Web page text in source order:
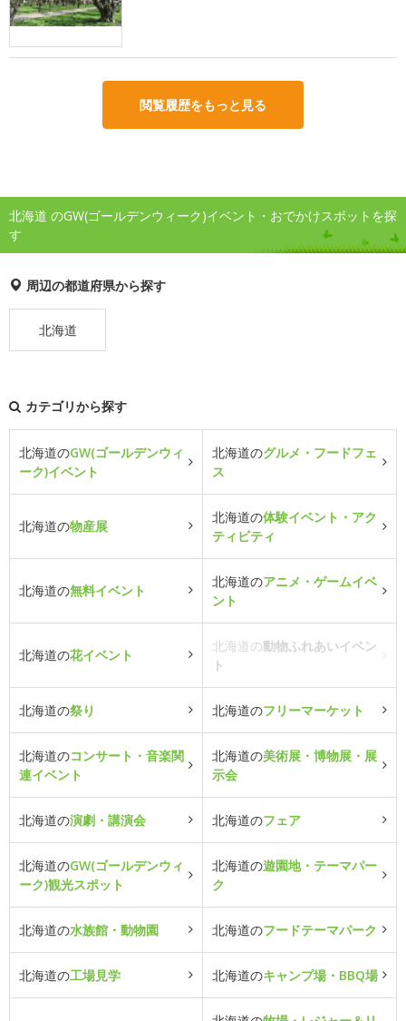
閲覧履歴をもっと見る
北海道 のGW(ゴールデンウィーク)イベント・おでかけスポットを探
す
周辺の都道府県から探す
北海道
カテゴリから探す
北海道のGW(ゴールデンウィ
ーク)イベント
北海道のグルメ・フードフェ
ス
北海道の物産展
北海道の体験イベント・アク
ティビティ
北海道の無料イベント
北海道のアニメ・ゲームイベ
ント
北海道の花イベント
北海道の動物ふれあいイベン
ト
北海道の祭り 北海道のフリーマーケット
北海道のコンサート・音楽関
連イベント
北海道の美術展・博物展・展
示会
北海道の演劇・講演会 北海道のフェア
北海道のGW(ゴールデンウィ
ーク)観光スポット
北海道の遊園地・テーマパー
ク
北海道の水族館・動物園 北海道のフードテーマパーク
北海道の工場見学 北海道のキャンプ場・BBQ場